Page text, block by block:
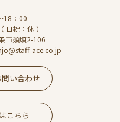
18：00
日祝：休 ）
市須頃2-106
ace.co.jp
い合わせ
こちら